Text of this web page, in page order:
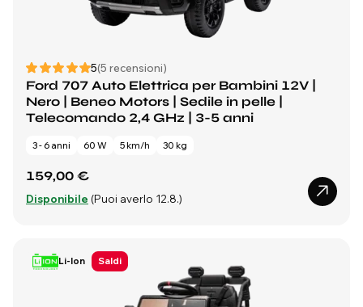
5(5 recensioni)
Ford 707 Auto Elettrica per Bambini 12V |
Nero | Beneo Motors | Sedile in pelle |
Telecomando 2,4 GHz | 3-5 anni
3 - 6 anni 60 W 5 km/h 30 kg
159,00 €
Disponibile (Puoi averlo 12.8.)
Li-Ion Saldi